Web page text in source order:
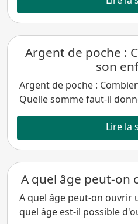
Argent de poche :
son
Argent de poche :
Quelle somme faut-il
Lire la
A quel âge peut-on
A quel âge peut-on ouvrir
quel âge est-il possible